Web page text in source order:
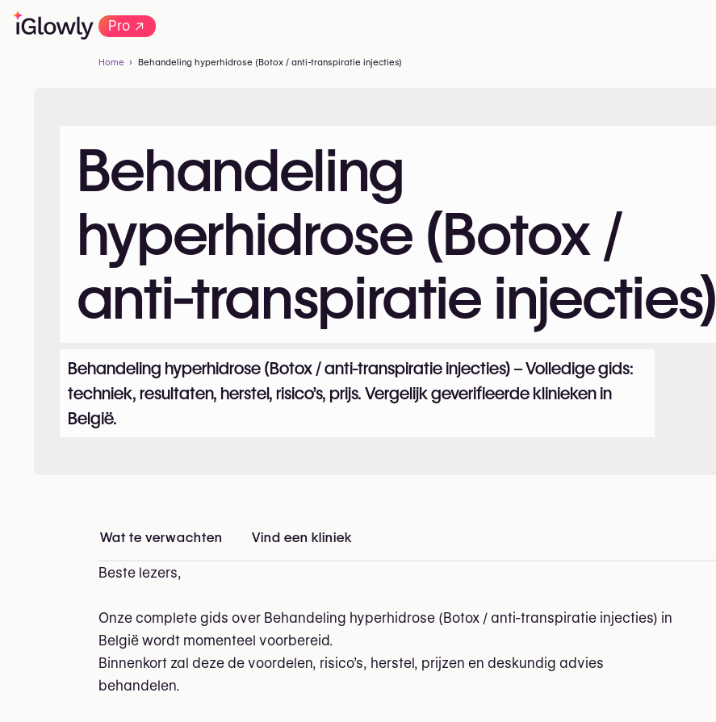
Pro→
Home Behandeling hyperhidrose (Botox / anti-transpiratie injecties)
Behandeling
hyperhidrose (Botox /
anti-transpiratie injecties)
Behandeling hyperhidrose (Botox / anti-transpiratie injecties) – Volledige gids:
techniek, resultaten, herstel, risico’s, prijs. Vergelijk geverifieerde klinieken in
België.
Wat te verwachten Vind een kliniek
Beste lezers,
Onze complete gids over Behandeling hyperhidrose (Botox / anti-transpiratie injecties) in
België wordt momenteel voorbereid.
Binnenkort zal deze de voordelen, risico’s, herstel, prijzen en deskundig advies
behandelen.